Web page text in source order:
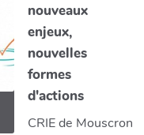
nouveaux
enjeux,
nouvelles
formes
d'actions
CRIE de Mouscron